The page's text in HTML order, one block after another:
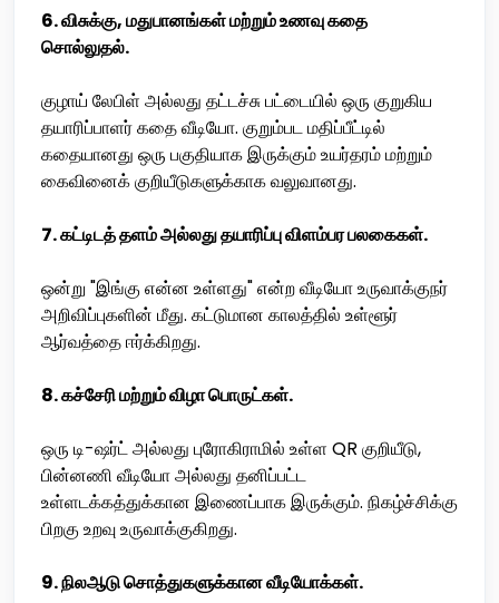
6. விசுக்கு, மதுபானங்கள் மற்றும் உணவு கதை
சொல்லுதல்.
குழாய் லேபிள் அல்லது தட்டச்சு பட்டையில் ஒரு குறுகிய
தயாரிப்பாளர் கதை வீடியோ. குறும்பட மதிப்பீட்டில்
கதையானது ஒரு பகுதியாக இருக்கும் உயர்தரம் மற்றும்
கைவினைக் குறியீடுகளுக்காக வலுவானது.
7. கட்டிடத் தளம் அல்லது தயாரிப்பு விளம்பர பலகைகள்.
ஒன்று "இங்கு என்ன உள்ளது" என்ற வீடியோ உருவாக்குநர்
அறிவிப்புகளின் மீது. கட்டுமான காலத்தில் உள்ளூர்
ஆர்வத்தை ஈர்க்கிறது.
8. கச்சேரி மற்றும் விழா பொருட்கள்.
ஒரு டி-ஷர்ட் அல்லது புரோகிராமில் உள்ள QR குறியீடு,
பின்னணி வீடியோ அல்லது தனிப்பட்ட
உள்ளடக்கத்துக்கான இணைப்பாக இருக்கும். நிகழ்ச்சிக்கு
பிறகு உறவு உருவாக்குகிறது.
9. நிலஆடு சொத்துகளுக்கான வீடியோக்கள்.